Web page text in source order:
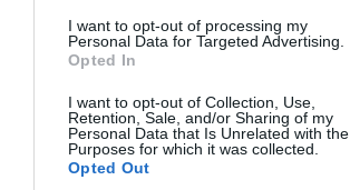
I want to opt-out of processing my
Personal Data for Targeted Advertising.
Opted In
I want to opt-out of Collection, Use,
Retention, Sale, and/or Sharing of my
Personal Data that Is Unrelated with the
Purposes for which it was collected.
Opted Out